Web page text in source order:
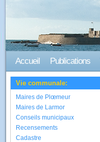
Accueil Publications
Vie communale:
Maires de Plœmeur
Maires de Larmor
Conseils municipaux
Recensements
Cadastre